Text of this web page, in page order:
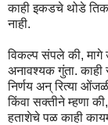
काही इकडचे थोडे
नाही.
विकल्प संपले की,
अनावश्यक गुंता.
निर्णय अन् रित्या
किंवा सक्तीने म्हणा
हताशेचे पळ काही